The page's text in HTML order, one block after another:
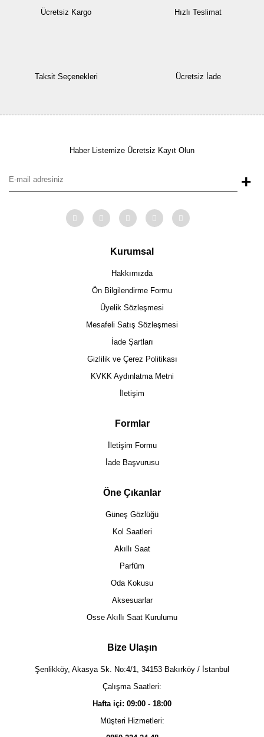
Ücretsiz Kargo Hızlı Teslimat
Taksit Seçenekleri Ücretsiz İade
Haber Listemize Ücretsiz Kayıt Olun
+
Kurumsal
Hakkımızda
Ön Bilgilendirme Formu
Üyelik Sözleşmesi
Mesafeli Satış Sözleşmesi
İade Şartları
Gizlilik ve Çerez Politikası
KVKK Aydınlatma Metni
İletişim
Formlar
İletişim Formu
İade Başvurusu
Öne Çıkanlar
Güneş Gözlüğü
Kol Saatleri
Akıllı Saat
Parfüm
Oda Kokusu
Aksesuarlar
Osse Akıllı Saat Kurulumu
Bize Ulaşın
Şenlikköy, Akasya Sk. No:4/1, 34153 Bakırköy / İstanbul
Çalışma Saatleri:
Hafta içi: 09:00 - 18:00
Müşteri Hizmetleri: